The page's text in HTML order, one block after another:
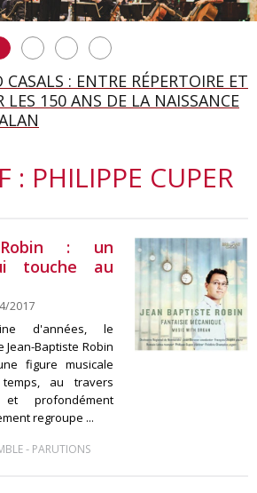
À SALZBOURG, UNE
PORTÉE PAR ROMEO
PASCAL
: ENTRE RÉPERTOIRE ET
LES 150 ANS DE LA NAISSANCE
ANNIVERSAIRE DU RING
PAR L’IA
SON CENTIÈME
: « MES PARENTS AVAIENT
DE L’OBJET CISELÉ »
: PHILIPPE CUPER
Robin : un
touche au
2017
d'années, le
Baptiste Robin
figure musicale
au travers
profondément
regroupe ...
- PARUTIONS